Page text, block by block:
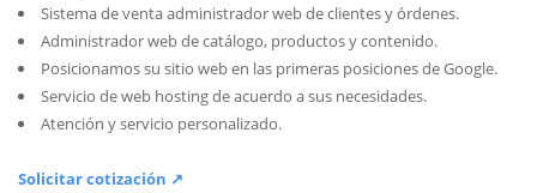
Sistema de venta administrador web de clientes y órdenes.
Administrador web de catálogo, productos y contenido.
Posicionamos su sitio web en las primeras posiciones de Google.
Servicio de web hosting de acuerdo a sus necesidades.
Atención y servicio personalizado.
Solicitar cotización ↗